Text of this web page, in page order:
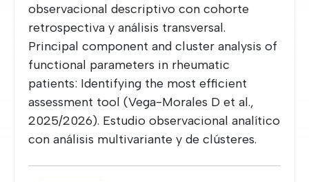
observacional descriptivo con cohorte
retrospectiva y análisis transversal.
Principal component and cluster analysis of
functional parameters in rheumatic
patients: Identifying the most efficient
assessment tool (Vega-Morales D et al.,
2025/2026). Estudio observacional analítico
con análisis multivariante y de clústeres.